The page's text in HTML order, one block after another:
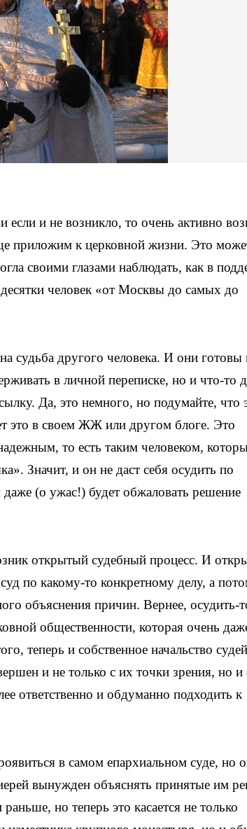
и не возникло, то очень активно
приложим к церковной жизни. Это
своими глазами наблюдать, как в
человек «от Москвы до самых до
судьба другого человека. И они готовы
в личной переписке, но и что-то
Да, это немного, но подумайте, что
это в своем ЖЖ или другом блоге. Это
то есть таким человеком,
Значит, и он не даст себя осудить по
(о ужас!) будет обжаловать решение
открытый судебный процесс. И
по какому-то конкретному делу, а
объяснения причин. Вернее, осудить-
общественности, которая очень
теперь и собственное начальство судей
и не только с их точки зрения, но и
ответственно и обдуманно подходить к
в самом епархиальном суде, но
вынужден объяснять принятые им
но теперь это касается не только